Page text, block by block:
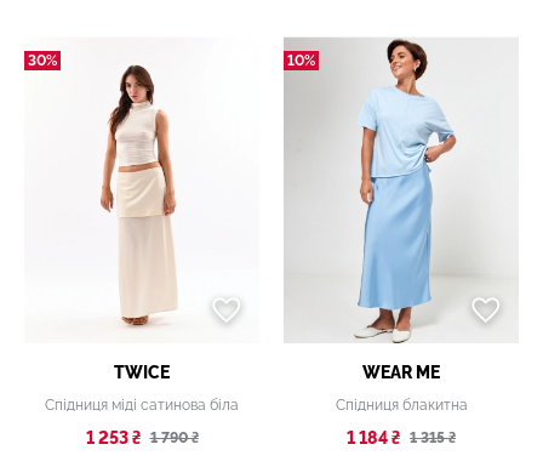
30%
TWICE
Спідниця міді сатинова біла
1 253 ₴ 1 790 ₴
10%
WEAR ME
Спідниця блакитна
1 184 ₴ 1 315 ₴